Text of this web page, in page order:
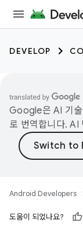
DEVELOP
Google은 AI 기술
로 번역합니다. AI
Android Developers
도움이 되었나요?